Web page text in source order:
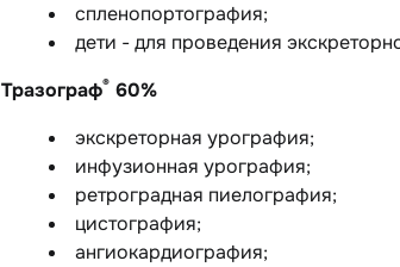
спленопортография;
дети - для проведения
Тразограф® 60%
экскреторная урография;
инфузионная урография;
ретроградная пиелография;
цистография;
ангиокардиография;